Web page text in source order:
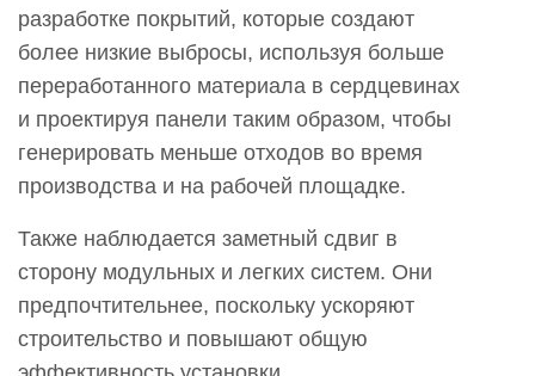
разработке покрытий, которые создают
более низкие выбросы, используя больше
переработанного материала в сердцевинах
и проектируя панели таким образом, чтобы
генерировать меньше отходов во время
производства и на рабочей площадке.
Также наблюдается заметный сдвиг в
сторону модульных и легких систем. Они
предпочтительнее, поскольку ускоряют
строительство и повышают общую